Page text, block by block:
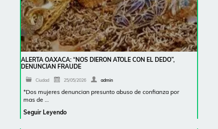
ALERTA OAXACA: “NOS DIERON ATOLE CON EL DEDO”,
DENUNCIAN FRAUDE
Ciudad 25/05/2026 admin
*Dos mujeres denuncian presunto abuso de confianza por
mas de …
Seguir Leyendo